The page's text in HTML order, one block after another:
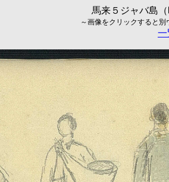
馬来５ジャバ島
～画像をクリックすると
一